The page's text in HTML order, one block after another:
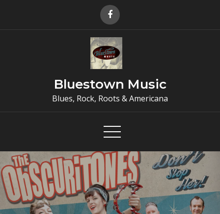
Bluestown Music
Blues, Rock, Roots & Americana